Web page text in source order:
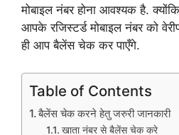
मोबाइल नंबर होना आवश्यक है.
आपके रजिस्टर्ड मोबाइल नंबर को
ही आप बैलेंस चेक कर पाएँगे.
Table of Contents
बैलेंस चेक करने हेतु जरुरी जानकारी
खाता नंबर से बैलेंस चेक करे